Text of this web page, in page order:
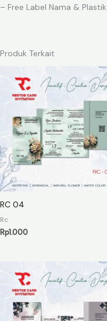
– Free Label Nama & Plastik
Produk Terkait
RC 04
Rc
Rp1.000